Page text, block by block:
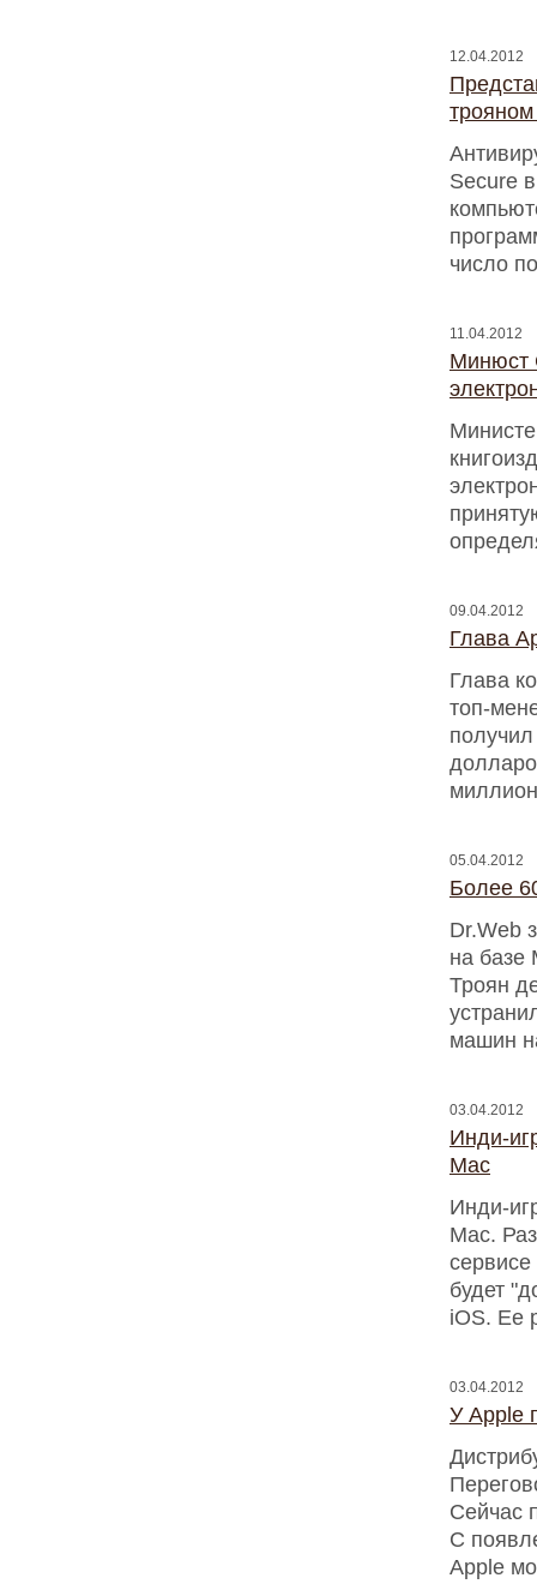
12.04.2012
Secure
число
11.04.2012
Минюст
09.04.2012
Глава
Глава
топ-
05.04.2012
Более
Dr.Web
на базе
Троян
машин
03.04.2012
Инди-
Mac
Инди-
Mac.
будет
iOS. Ее
03.04.2012
У Apple
Сейчас
С
Apple